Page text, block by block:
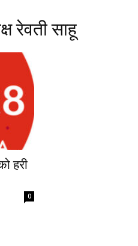
रेवती साहू
हरी
0